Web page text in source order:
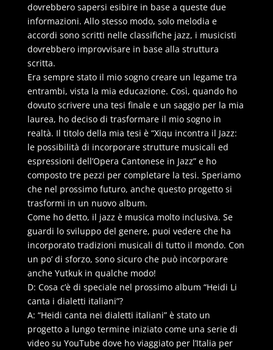
dovrebbero sapersi esibire in base a queste due
informazioni. Allo stesso modo, solo melodia e
accordi sono scritti nelle classifiche jazz, i musicisti
dovrebbero improvvisare in base alla struttura
scritta.
Era sempre stato il mio sogno creare un legame tra
entrambi, vista la mia educazione. Così, quando ho
dovuto scrivere una tesi finale e un saggio per la mia
laurea, ho deciso di trasformare il mio sogno in
realtà. Il titolo della mia tesi è “Xiqu incontra il Jazz:
le possibilità di incorporare strutture musicali ed
espressioni dell’Opera Cantonese in Jazz” e ho
composto tre pezzi per completare la tesi. Speriamo
che nel prossimo futuro, anche questo progetto si
trasformi in un nuovo album.
Come ho detto, il jazz è musica molto inclusiva. Se
guardi lo sviluppo del genere, puoi vedere che ha
incorporato tradizioni musicali di tutto il mondo. Con
un po’ di sforzo, sono sicuro che può incorporare
anche Yutkuk in qualche modo!
D: Cosa c’è di speciale nel prossimo album “Heidi Li
canta i dialetti italiani”?
A: “Heidi canta nei dialetti italiani” è stato un
progetto a lungo termine iniziato come una serie di
video su YouTube dove ho viaggiato per l’Italia per